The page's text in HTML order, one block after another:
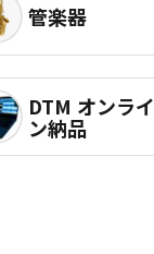
管楽器
DTM オンライ
ン納品